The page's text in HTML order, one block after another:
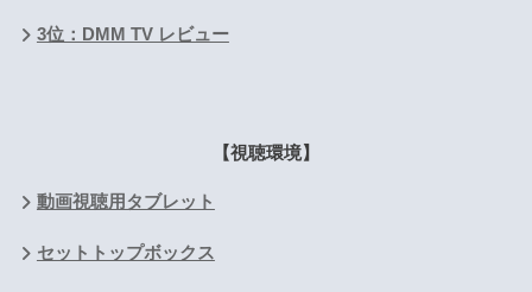
3位：DMM TV レビュー
【視聴環境】
動画視聴用タブレット
セットトップボックス